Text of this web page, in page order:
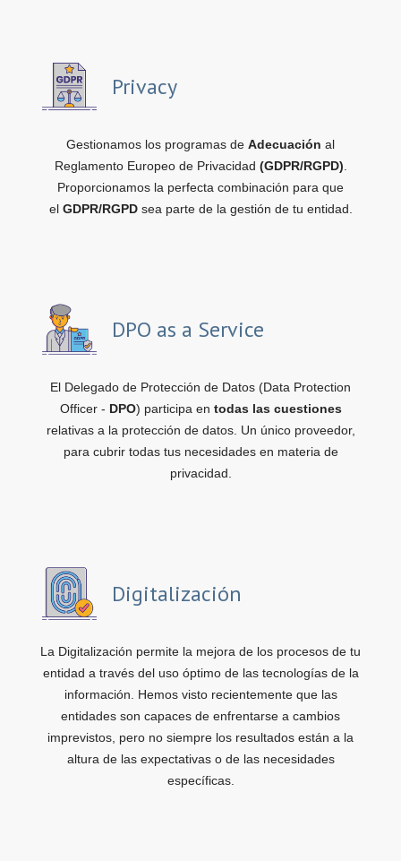
Privacy
Gestionamos los programas de Adecuación al
Reglamento Europeo de Privacidad (GDPR/RGPD)
Proporcionamos la perfecta combinación para que
el GDPR/RGPDsea parte de la gestión de tu entidad.
DPO as a Service
El Delegado de Protección de Datos (Data Protection
Officer - DPO) participa en todas las cuestiones
relativas a la protección de datos. Un único proveedor,
para cubrir todas tus necesidades en materia de
privacidad.
Digitalización
La Digitalización permite la mejora de los procesos de tu
entidad a través del uso óptimo de las tecnologías de la
información. Hemos visto recientemente que las
entidades son capaces de enfrentarse a cambios
imprevistos, pero no siempre los resultados están a la
altura de las expectativas o de las necesidades
específicas.